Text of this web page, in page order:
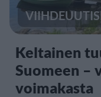
Keltainen
Suomeen –
voimakasta